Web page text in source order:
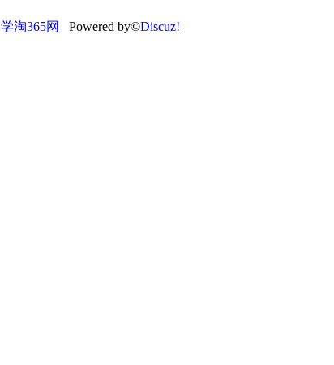
学淘365网 Powered by©Discuz!